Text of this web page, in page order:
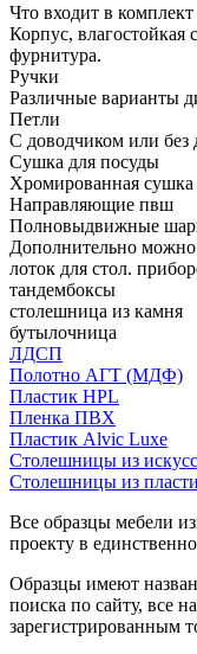
Что входит в
Корпус, влагостойкая
фурнитура.
Ручки
Различные варианты
Петли
С доводчиком или без
Сушка для посуды
Хромированная
Направляющие пвш
Полновыдвижные
Дополнительно можно
лоток для стол.
тандембоксы
столешница из камня
бутылочница
ЛДСП
Полотно АГТ (МДФ)
Пластик HPL
Пленка ПВХ
Пластик Alvic Luxe
Столешницы из
Столешницы из
Все образцы мебели
проекту в
Образцы имеют
поиска по сайту, все
зарегистрированным